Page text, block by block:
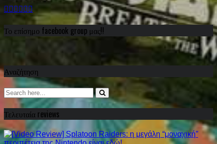
Το επίσημο facebook group μας!!
Αναζήτηση
Τελευταία reviews